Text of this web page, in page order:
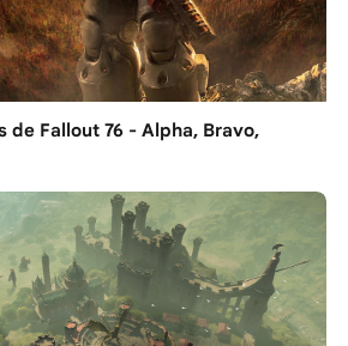
de Fallout 76 - Alpha, Bravo,